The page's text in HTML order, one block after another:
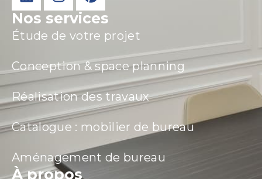
Nos services
Étude de votre projet
Conception & space planning
Réalisation des travaux
Catalogue : mobilier de bureau
Aménagement de bureau
À propos